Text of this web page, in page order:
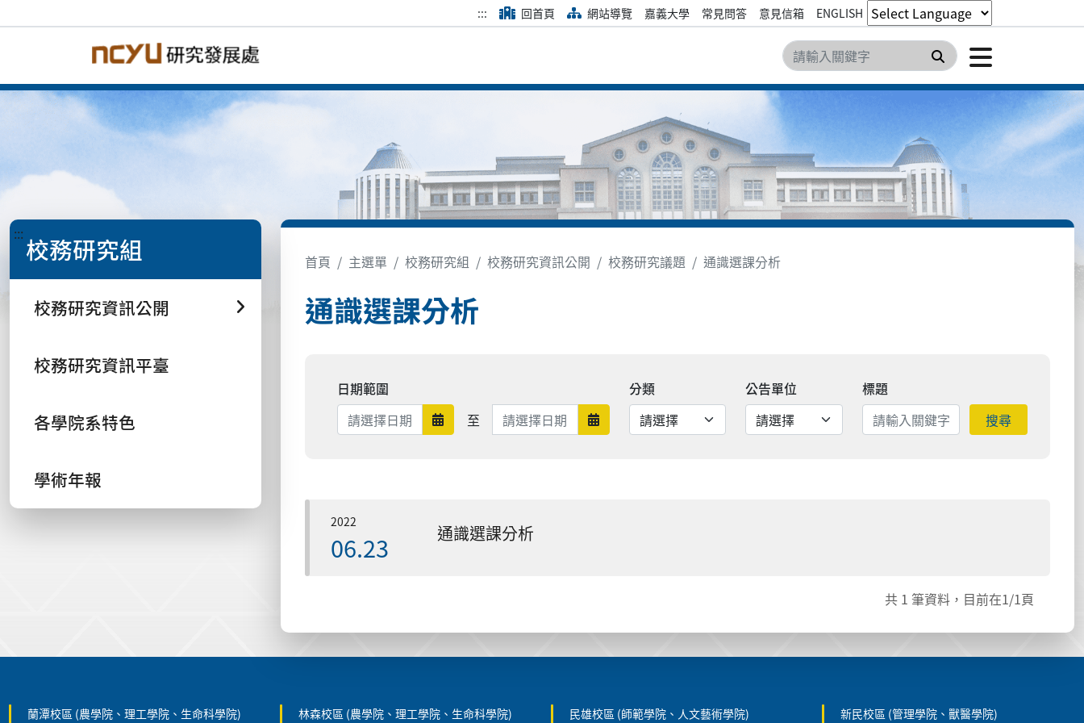
::: 回首頁 網站導覽 嘉義大學 常見問答 意見信箱 ENGLISH
搜尋 點擊開
::: 校務研究組
校務研究資訊公開
校務研究資訊平臺
各學院系特色
學術年報
首頁 主選單 校務研究組 校務研究資訊公開 校務研究議題 通識選課分析
通識選課分析
日期範圍
日期範圍開始
至 日期範圍結束 日期範圍結束
分類 公告單位
標題
搜尋
2022
06.23 通識選課分析
共 1 筆資料，目前在1/1頁
蘭潭校區 (農學院、理工學院、生命科學院) 林森校區 (農學院、理工學院、生命科學院) 民雄校區 (師範學院、人文藝術學院) 新民校區 (管理學院、獸醫學院)